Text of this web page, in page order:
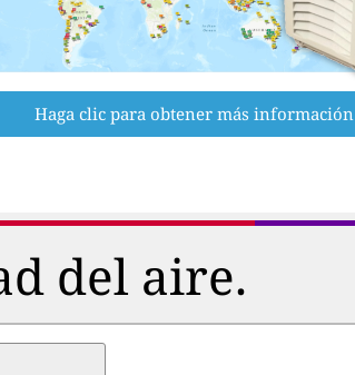
Haga clic para obtener más información
del aire.